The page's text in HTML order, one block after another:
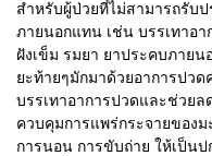
สำหรับผู้ป่วยที่ไม่สามารถรับ
ภายนอกแทน เช่น บรรเทาอา
ฝังเข็ม รมยา ยาประคบภายน
ยะท้ายๆมักมาด้วยอาการปว
บรรเทาอาการปวดและช่วย
ควบคุมการแพร่กระจายของ
การนอน การขับถ่าย ให้เป็น